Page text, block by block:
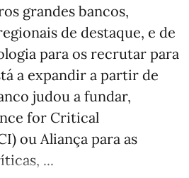
grandes bancos,
de destaque, e de
para os recrutar para
a expandir a partir de
judou a fundar,
for Critical
ou Aliança para as
...